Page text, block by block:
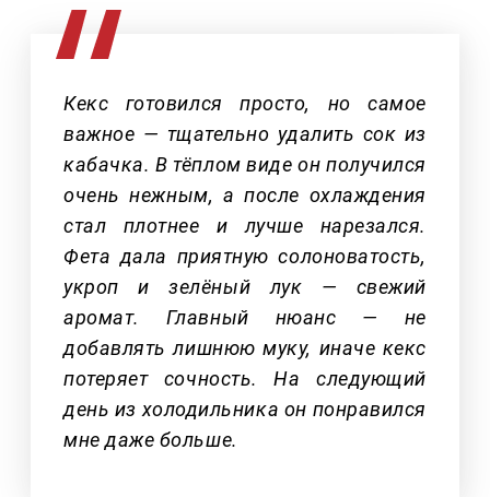
Кекс готовился просто, но самое
важное — тщательно удалить сок из
кабачка. В тёплом виде он получился
очень нежным, а после охлаждения
стал плотнее и лучше нарезался.
Фета дала приятную солоноватость,
укроп и зелёный лук — свежий
аромат. Главный нюанс — не
добавлять лишнюю муку, иначе кекс
потеряет сочность. На следующий
день из холодильника он понравился
мне даже больше.